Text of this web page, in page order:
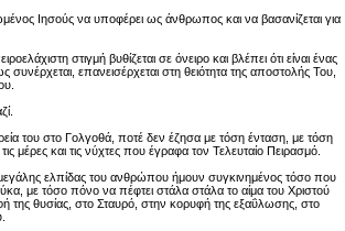
Ιησούς να υποφέρει ως άνθρωπος και να βασανίζεται για
στιγμή βυθίζεται σε όνειρο και βλέπει ότι είναι ένας
επανεισέρχεται στη θειότητα της αποστολής Του,
του στο Γολγοθά, ποτέ δεν έζησα με τόση ένταση, με τόση
μέρες και τις νύχτες που έγραφα τον Τελευταίο Πειρασμό.
ελπίδας του ανθρώπου ήμουν συγκινημένος τόσο που
με τόσο πόνο να πέφτει στάλα στάλα το αίμα του Χριστού
της θυσίας, στο Σταυρό, στην κορυφή της εξαΰλωσης, στο